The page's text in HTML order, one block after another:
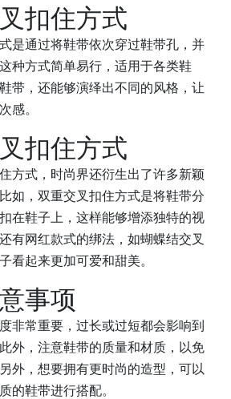
扣住方式
是通过将鞋带依次穿过鞋带孔，并
种方式简单易行，适用于各类鞋
带，还能够演绎出不同的风格，让
感。
扣住方式
方式，时尚界还衍生出了许多新颖
如，双重交叉扣住方式是将鞋带分
在鞋子上，这样能够增添独特的视
有网红款式的绑法，如蝴蝶结交叉
看起来更加可爱和甜美。
事项
非常重要，过长或过短都会影响到
外，注意鞋带的质量和材质，以免
外，想要拥有更时尚的造型，可以
的鞋带进行搭配。